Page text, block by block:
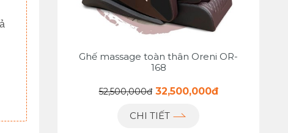
Ghế massage toàn thân Oreni OR-
168
52,500,000đ 32,500,000đ
CHI TIẾT